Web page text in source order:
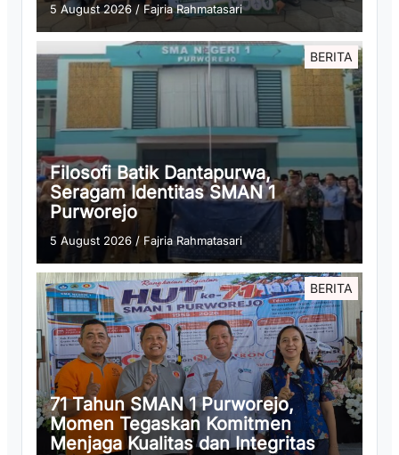
5 August 2026 /Fajria Rahmatasari
BERITA
Filosofi Batik Dantapurwa,
Seragam Identitas SMAN 1
Purworejo
5 August 2026 / Fajria Rahmatasari
BERITA
71 Tahun SMAN 1 Purworejo,
Momen Tegaskan Komitmen
Menjaga Kualitas dan Integritas